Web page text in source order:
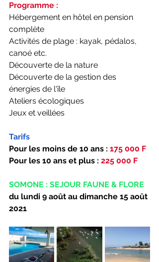
Programme :
Hébergement en hôtel en pension
complète
Activités de plage : kayak, pédalos,
canoé etc.
Découverte de la nature
Découverte de la gestion des
énergies de l'île
Ateliers écologiques
Jeux et veillées
Tarifs
Pour les moins de 10 ans : 175 000 F
Pour les 10 ans et plus : 225 000 F
SOMONE : SEJOUR FAUNE & FLORE
du lundi 9 août au dimanche 15 août
2021